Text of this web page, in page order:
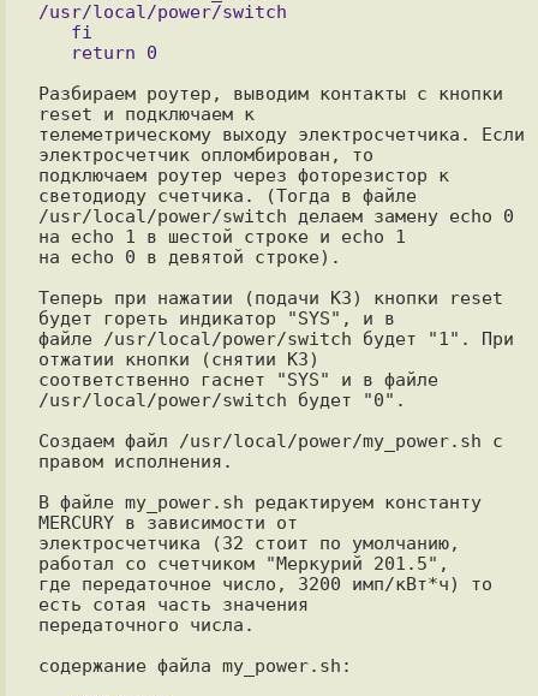
/usr/local/power/switch
Разбираем роутер, выводим контакты с кнопки
reset и подключаем к
телеметрическому выходу электросчетчика. Если
электросчетчик опломбирован, то
подключаем роутер через фоторезистор к
светодиоду счетчика. (Тогда в файле
/usr/local/power/switch делаем замену echo 0
на echo 1 в шестой строке и echo 1
на echo 0 в девятой строке).
Теперь при нажатии (подачи КЗ) кнопки reset
будет гореть индикатор "SYS", и в
файле /usr/local/power/switch будет "1". При
отжатии кнопки (снятии КЗ)
соответственно гаснет "SYS" и в файле
/usr/local/power/switch будет "0".
Создаем файл /usr/local/power/my_power.sh c
правом исполнения.
В файле my_power.sh редактируем константу
MERCURY в зависимости от
электросчетчика (32 стоит по умолчанию,
работал со счетчиком "Меркурий 201.5",
где передаточное число, 3200 имп/кВт*ч) то
есть сотая часть значения
передаточного числа.
содержание файла my_power.sh: